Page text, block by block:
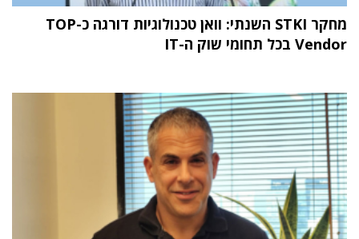
מחקר STKI השנתי: וואן טכנולוגיות דורגה כ-TOP
Vendor בכל תחומי שוק ה-IT